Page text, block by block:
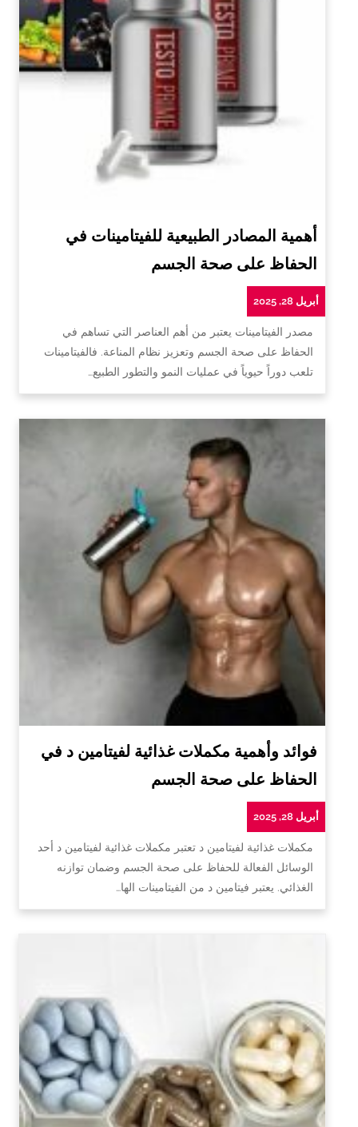
أهمية المصادر الطبيعية للفيتامينات في
الحفاظ على صحة الجسم
أبريل 28, 2025
مصدر الفيتامينات يعتبر من أهم العناصر التي تساهم في
الحفاظ على صحة الجسم وتعزيز نظام المناعة. فالفيتامينات
تلعب دوراً حيوياً في عمليات النمو والتطور الطبيع…
فوائد وأهمية مكملات غذائية لفيتامين د في
الحفاظ على صحة الجسم
أبريل 28, 2025
مكملات غذائية لفيتامين د تعتبر مكملات غذائية لفيتامين د أحد
الوسائل الفعالة للحفاظ على صحة الجسم وضمان توازنه
الغذائي. يعتبر فيتامين د من الفيتامينات الها…